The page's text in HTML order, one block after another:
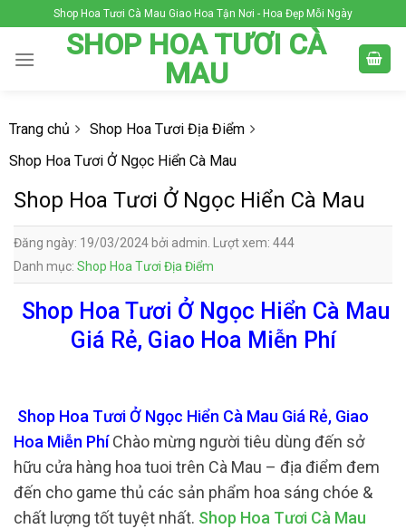
to
content
Shop Hoa Tươi Cà Mau Giao Hoa Tận Nơi - Hoa Đẹp Mỗi Ngày
SHOP HOA TƯƠI CÀ
MAU
Trang chủ
Shop Hoa Tươi Địa Điểm
Shop Hoa Tươi Ở Ngọc Hiển Cà Mau
Shop Hoa Tươi Ở Ngọc Hiển Cà Mau
Đăng ngày: 19/03/2024 bởi admin. Lượt xem: 444
Danh mục: Shop Hoa Tươi Địa Điểm
Shop Hoa Tươi Ở Ngọc Hiển Cà Mau
Giá Rẻ, Giao Hoa Miễn Phí
Shop Hoa Tươi Ở Ngọc Hiển Cà Mau Giá Rẻ, Giao
Hoa Miễn PhíChào mừng người tiêu dùng đến sở
hữu cửa hàng hoa tuoi trên Cà Mau – địa điểm đem
đến cho game thủ các sản phẩm hoa sáng chóe &
chất lượng tốt tuyệt nhất. Shop Hoa Tươi Cà Mau